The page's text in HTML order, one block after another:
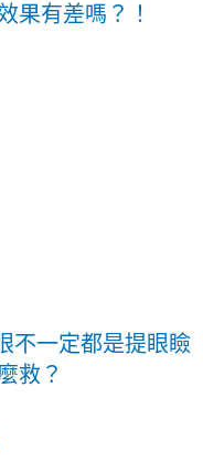
果有差嗎？！
不一定都是提眼瞼
救？